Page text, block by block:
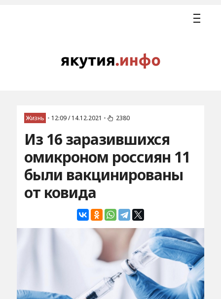
Жизнь • 12:09 / 14.12.2021 • 2380
Из 16 заразившихся
омикроном россиян 11
были вакцинированы
от ковида